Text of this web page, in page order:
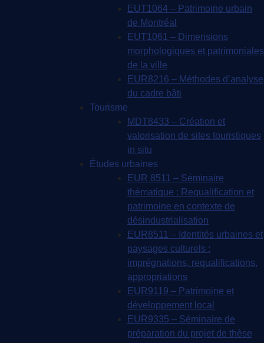
EUT1064 – Patrimoine urbain
de Montréal
EUT1061 – Dimensions
morphologiques et patrimoniales
de la ville
EUR8216 – Méthodes d’analyse
du cadre bâti
Tourisme
MDT8433 – Création et
valorisation de sites touristiques
in situ
Études urbaines
EUR 8511 – Séminaire
thématique : Requalification et
patrimoine en contexte de
désindustrialisation
EUR8511 – Identités urbaines et
paysages culturels :
imprégnations, requalifications,
appropriations
EUR9119 – Patrimoine et
développement local
EUR9335 – Séminaire de
préparation du projet de thèse